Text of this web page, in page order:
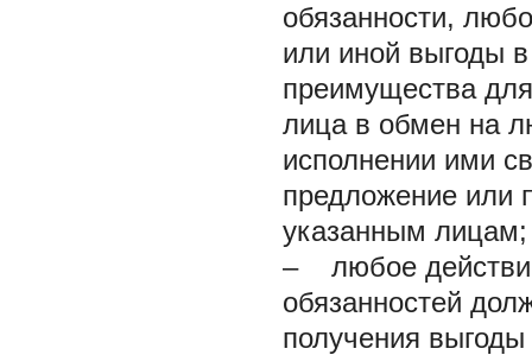
обязанности,
или иной выгоды
преимущества
лица в обмен на
исполнении ими
предложение или
указанным лицам;
– любое
обязанностей
получения